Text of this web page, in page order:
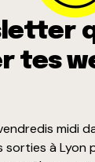
tes
midi
sorties à Lyon